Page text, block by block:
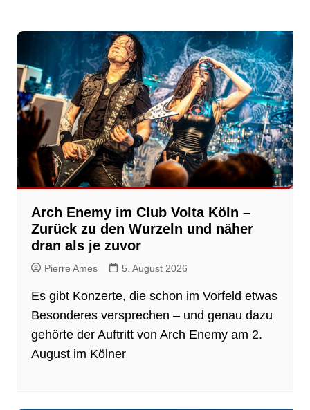
Arch Enemy im Club Volta Köln –
Zurück zu den Wurzeln und näher
dran als je zuvor
Pierre Ames 5. August 2026
Es gibt Konzerte, die schon im Vorfeld etwas
Besonderes versprechen – und genau dazu
gehörte der Auftritt von Arch Enemy am 2.
August im Kölner